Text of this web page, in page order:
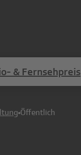
& Fernsehpreis
Öffentlich